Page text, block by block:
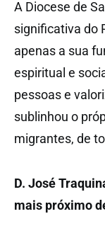
A Diocese de
significativa do
apenas a sua
espiritual e
pessoas e
sublinhou o
migrantes, de
D. José
mais próximo